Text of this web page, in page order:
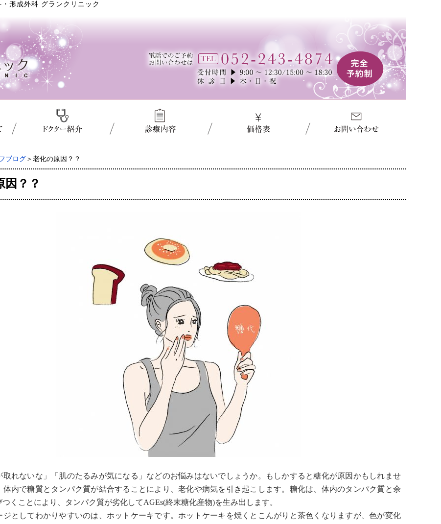
形成外科 グランクリニック
ブログ＞老化の原因？？
因？？
取れないな」「肌のたるみが気になる」などのお悩みはないでしょうか。もしかすると糖化が原因かもしれませ
体内で糖質とタンパク質が結合することにより、老化や病気を引き起こします。糖化は、体内のタンパク質と余
くことにより、タンパク質が劣化してAGEs(終末糖化産物)を生み出します。
ジとしてわかりやすいのは、ホットケーキです。ホットケーキを焼くとこんがりと茶色くなりますが、色が変化